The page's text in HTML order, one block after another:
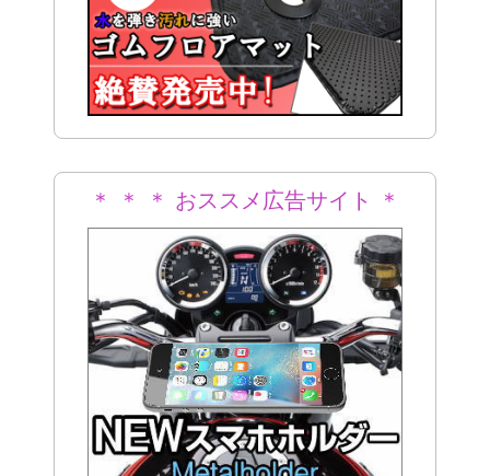
＊ ＊ ＊ おススメ広告サイト ＊
＊ ＊